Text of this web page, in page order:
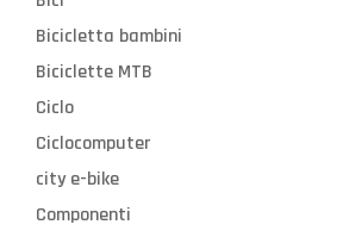
Bicicletta bambini
Biciclette MTB
Ciclo
Ciclocomputer
city e-bike
Componenti